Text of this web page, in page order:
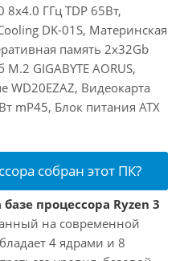
8x4.0 ГГц TDP 65Вт,
DK-01S, Материнская
память 2x32Gb
GIGABYTE AORUS,
WD20EZAZ, Видеокарта
mP45, Блок питания ATX
собран этот ПК?
процессора Ryzen 3
на современной
4 ядрами и 8